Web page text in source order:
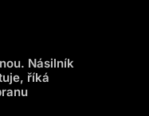
Násilník
říká